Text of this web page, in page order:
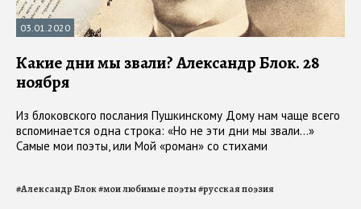
03.01.2020
Какие дни мы звали? Александр Блок. 28
ноября
Из блоковского послания Пушкинскому Дому нам чаще всего
вспоминается одна строка: «Но не эти дни мы звали…»
Самые мои поэты, или Мой «роман» со стихами
#Александр Блок#мои любимые поэты#русская поэзия